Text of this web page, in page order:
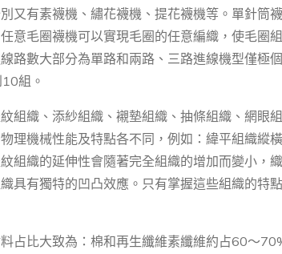
又有素襪機、繡花襪機、提花襪機等。單針筒
意毛圈襪機可以實現毛圈的任意編織，使毛圈
路數大部分為單路和兩路、三路進線機型僅極
組。
組織、添紗組織、襯墊組織、抽條組織、網眼
理機械性能及特點各不同，例如：緯平組織縱
組織的延伸性會隨著完全組織的增加而變小，
具有獨特的凹凸效應。只有掌握這些組織的特
占比大致為：棉和再生纖維素纖維約占60～